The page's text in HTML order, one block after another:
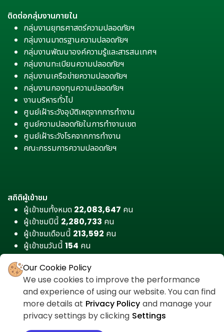
ติดต่อกลุ่มงานภายใน
กลุ่มงานยุทธศาสตร์ความปลอดภัยฯ
กลุ่มงานมาตรฐานความปลอดภัยฯ
กลุ่มงานพัฒนาองค์ความรู้และสารสนเทศฯ
กลุ่มงานทะเบียนความปลอดภัยฯ
กลุ่มงานเครือข่ายความปลอดภัยฯ
กลุ่มงานกองทุนความปลอดภัยฯ
งานบริหารทั่วไป
ศูนย์เฝ้าระวังอุบัติเหตุจากการทำงาน
ศูนย์ความปลอดภัยในการทำงานเขต
ศูนย์เฝ้าระวังโรคจากการทำงาน
คณะกรรมการความปลอดภัยฯ
สถิติผู้เข้าชม
ผู้เข้าชมทั้งหมด 22,083,647 คน
ผู้เข้าชมปีนี้ 2,280,733 คน
ผู้เข้าชมเดือนนี้ 213,592 คน
ผู้เข้าชมวันนี้ 154 คน
Our Cookie Policy
We use cookies to improve the performance
and experience of using our website. You can find
more details at Privacy Policy and manage your
privacy settings by clicking Settings